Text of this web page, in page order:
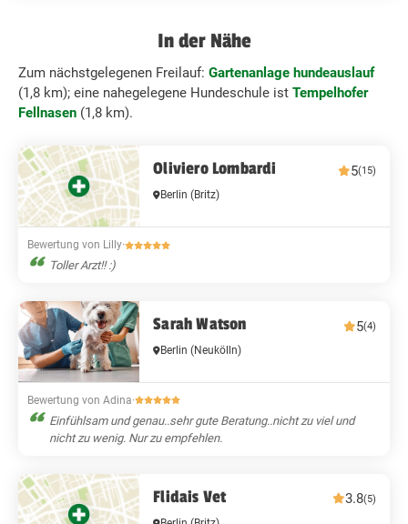
In der Nähe
Zum nächstgelegenen Freilauf: Gartenanlage hundeauslauf
(1,8 km); eine nahegelegene Hundeschule ist Tempelhofer
Fellnasen (1,8 km).
Oliviero Lombardi 5(15)
Berlin(Britz)
Bewertung von Lilly·
Toller Arzt!! :)
Sarah Watson 5(4)
Berlin(Neukölln)
Bewertung von Adina·
Einfühlsam und genau..sehr gute Beratung..nicht zu viel und
nicht zu wenig. Nur zu empfehlen.
Flidais Vet 3.8(5)